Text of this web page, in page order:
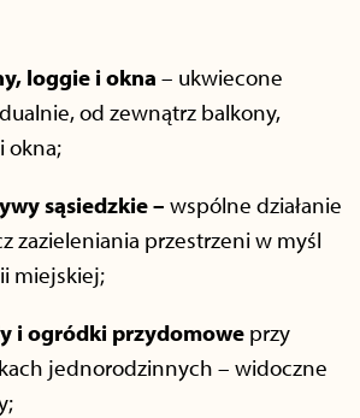
loggie i okna – ukwiecone
od zewnątrz balkony,
okna;
sąsiedzkie – wspólne działanie
zazieleniania przestrzeni w myśl
miejskiej;
i ogródki przydomowe przy
jednorodzinnych – widoczne